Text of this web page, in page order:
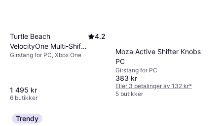
Turtle Beach
VelocityOne Multi-Shift
Universal Gear Shifter
4.2
Girstang for PC, Xbox One
1 495 kr
6 butikker
Moza Active Shifter Knobs
PC
Girstang for PC
383 kr
Eller 3 betalinger av 132 kr*
5 butikker
Trendy